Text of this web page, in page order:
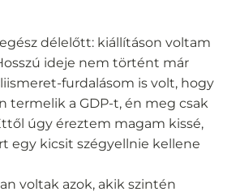
délelőtt: kiállításon voltam
ideje nem történt már
furdalásom is volt, hogy
termelik a GDP-t, én meg csak
úgy éreztem magam kissé,
egy kicsit szégyellnie kellene
voltak azok, akik szintén